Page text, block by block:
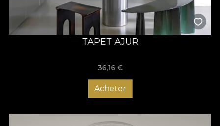
TAPET AJUR
36,16 €
Acheter